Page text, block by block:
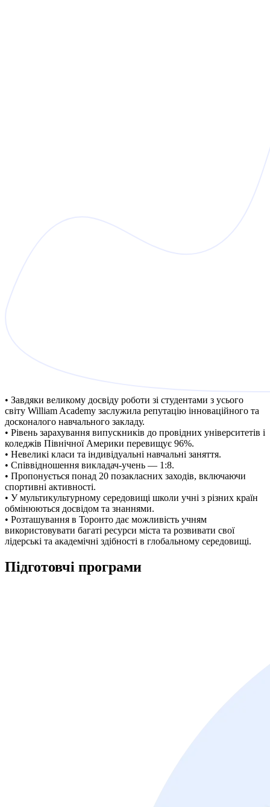
• Завдяки великому досвіду роботи зі студентами з усього
світу William Academy заслужила репутацію інноваційного та
досконалого навчального закладу.
• Рівень зарахування випускників до провідних університетів і
коледжів Північної Америки перевищує 96%.
• Невеликі класи та індивідуальні навчальні заняття.
• Співвідношення викладач-учень — 1:8.
• Пропонується понад 20 позакласних заходів, включаючи
спортивні активності.
• У мультикультурному середовищі школи учні з різних країн
обмінюються досвідом та знаннями.
• Розташування в Торонто дає можливість учням
використовувати багаті ресурси міста та розвивати свої
лідерські та академічні здібності в глобальному середовищі.
Підготовчі програми